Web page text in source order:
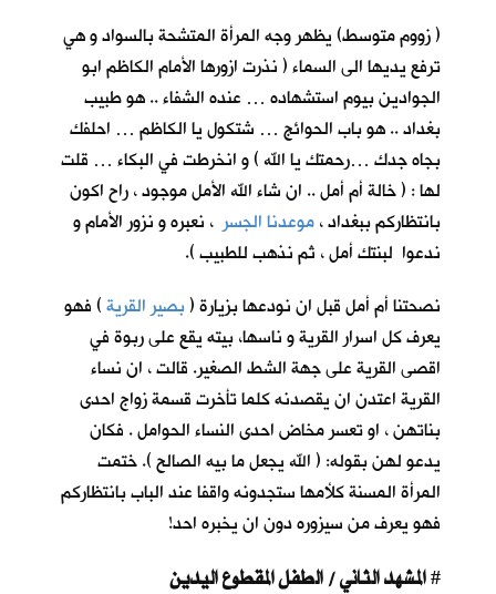
( زووم متوسط) يظهر وجه المرأة المتشحة بالسواد و هي
ترفع يديها الى السماء ( نذرت ازورها الأمام الكاظم ابو
الجوادين بيوم استشهاده … عنده الشفاء .. هو طبيب
بغداد .. هو باب الحوائج … شتكول يا الكاظم … احلفك
بجاه جدك …رحمتك يا الله ) و انخرطت في البكاء … قلت
لها : ( خالة أم أمل .. ان شاء الله الأمل موجود ، راح اكون
بانتظاركم ببغداد ،موعدنا الجسر ، نعبره و نزور الأمام و
ندعوا لبنتك أمل ، ثم نذهب للطبيب ).
نصحتنا أم أمل قبل ان نودعها بزيارة (بصير القرية) فهو
يعرف كل اسرار القرية و ناسها، بيته يقع على ربوة في
اقصى القرية على جهة الشط الصغير. قالت ، ان نساء
القرية اعتدن ان يقصدنه كلما تأخرت قسمة زواج احدى
بناتهن ، او تعسر مخاض احدى النساء الحوامل . فكان
يدعو لهن بقوله: ( الله يجعل ما بيه الصالح ). ختمت
المرأة المسنة كلأمها ستجدونه واقفا عند الباب بانتظاركم
فهو يعرف من سيزوره دون ان يخبره احد!
# المشهد الثاني / الطفل المقطوع اليدين